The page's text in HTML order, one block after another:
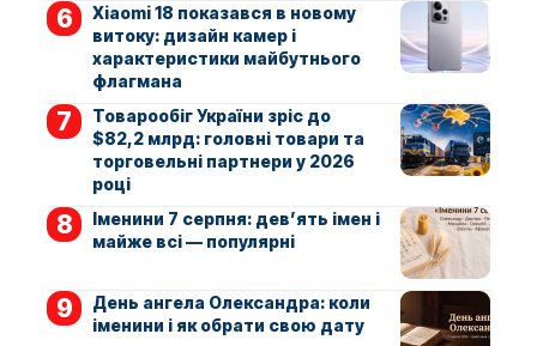
Xiaomi 18 показався в новому
витоку: дизайн камер і
характеристики майбутнього
флагмана
Товарообіг України зріс до
$82,2 млрд: головні товари та
торговельні партнери у 2026
році
Іменини 7 серпня: дев’ять імен і
майже всі — популярні
День ангела Олександра: коли
іменини і як обрати свою дату